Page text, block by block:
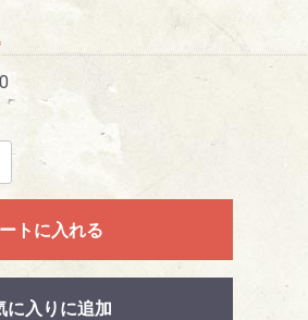
トに入れる
に入りに追加